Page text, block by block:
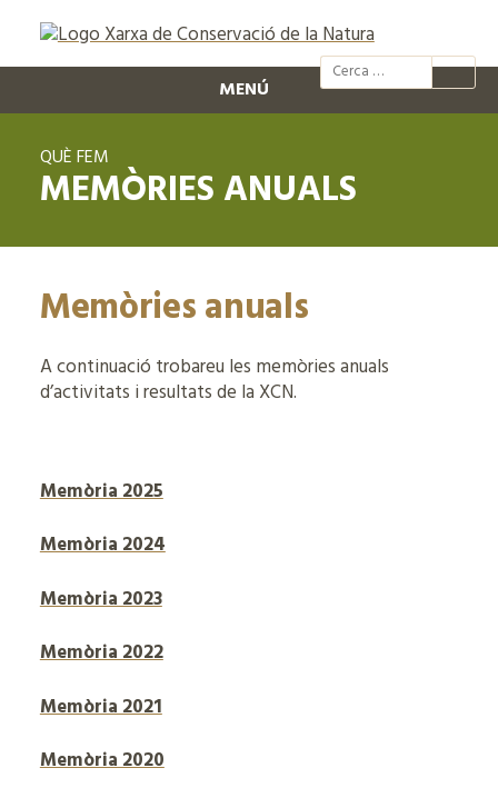
@xcn.cat
MENÚ
QUÈ FEM
MEMÒRIES ANUALS
Memòries anuals
A continuació trobareu les memòries anuals
d’activitats i resultats de la XCN.
Memòria 2025
Memòria 2024
Memòria 2023
Memòria 2022
Memòria 2021
Memòria 2020